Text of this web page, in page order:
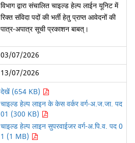
विभाग द्वारा संचालित चाइल्ड हेल्प लाईन यूनिट में
रिक्त संविदा पदों की भर्ती हेतु प्राप्त आवेदनों की
पात्र-अपात्र सूची प्रकाशन बाबत्।
03/07/2026
13/07/2026
देखें (654 KB)
चाइल्ड हेल्प लाइन के केस वर्कर वर्ग-अ.ज.जा. पद
01 (300 KB)
चाइल्ड हेल्प लाइन सुपरवाईजर वर्ग-अ.पि.व. पद 0
1 (1 MB)